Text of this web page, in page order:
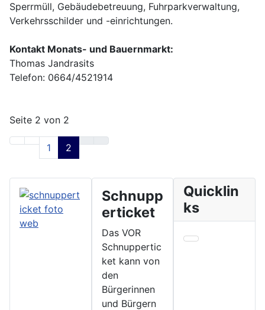
Sperrmüll, Gebäudebetreuung, Fuhrparkverwaltung,
Verkehrsschilder und -einrichtungen.
Kontakt Monats- und Bauernmarkt:
Thomas Jandrasits
Telefon: 0664/4521914
Seite 2 von 2
1 2
Schnupp
erticket
Das VOR
Schnuppertic
ket kann von
den
Bürgerinnen
und Bürgern
Quicklin
ks